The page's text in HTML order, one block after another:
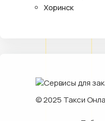
Хоринск
© 2025 Такси